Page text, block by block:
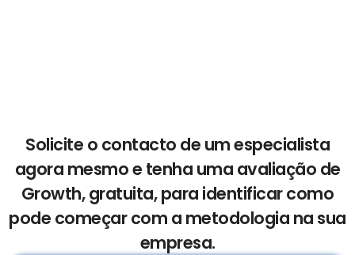
Solicite o contacto de um especialista
agora mesmo e tenha uma avaliação de
Growth, gratuita, para identificar como
pode começar com a metodologia na sua
empresa.